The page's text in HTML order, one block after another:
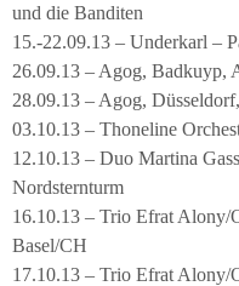
und die Banditen
15.-22.09.13 – Underkarl –
26.09.13 – Agog, Badkuyp,
28.09.13 – Agog,
03.10.13 – Thoneline
12.10.13 – Duo Martina
Nordsternturm
16.10.13 – Trio Efrat Alony/
Basel/CH
17.10.13 – Trio Efrat Alony/